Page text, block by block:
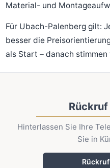
Material- und
Für Ubach-Palenberg gilt:
besser die
als Start – danach
Hinterlassen Sie Ihre
Sie in